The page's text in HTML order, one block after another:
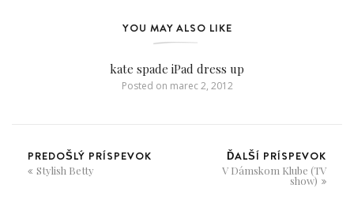
YOU MAY ALSO LIKE
kate spade iPad dress up
Posted on marec 2, 2012
PREDOŠLÝ PRÍSPEVOK
Stylish Betty
ĎALŠÍ PRÍSPEVOK
V Dámskom Klube (TV
show)